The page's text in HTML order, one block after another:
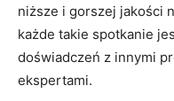
niższe i gorszej jakości
każde takie spotkanie
doświadczeń z innymi
ekspertami.